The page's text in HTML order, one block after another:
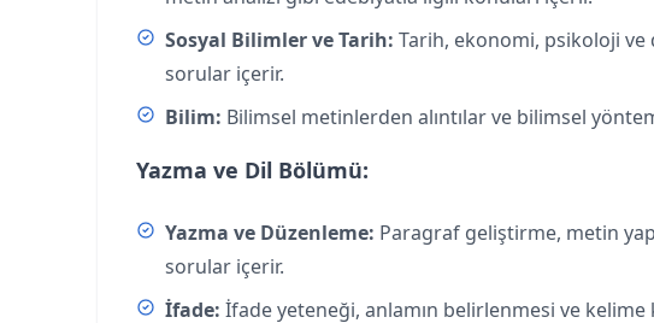
Sosyal Bilimler ve Tarih: Tarih, ekonomi, psikoloji
sorular içerir.
Bilim: Bilimsel metinlerden alıntılar ve bilimsel
Yazma ve Dil Bölümü:
Yazma ve Düzenleme: Paragraf geliştirme, metin
sorular içerir.
İfade: İfade yeteneği, anlamın belirlenmesi ve kelime